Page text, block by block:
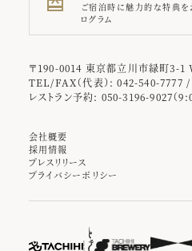
ご宿泊時に魅力的な特典
ログラム
〒190-0014 東京都立川市緑町3-1
TEL/FAX（代表）: 042-540-7777
レストラン予約: 050-3196-9027（
会社概要
採用情報
プレスリリース
プライバシーポリシー